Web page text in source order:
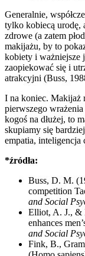
Generalnie,
tylko kobiecą urodę,
zdrowe (a zatem
makijażu, by to
kobiety i ważniejsze
zaopiekować się i
atrakcyjni (Buss,
I na koniec. Makijaż
pierwszego
kogoś na dłużej, to
skupiamy się
empatia, inteligencja
*źródła:
Buss, D. M.
competition
and Social
Elliot, A. J., &
enhances
and Social
Fink, B.,